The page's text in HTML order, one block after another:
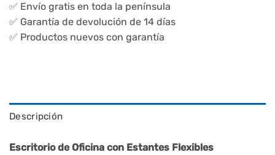
✅ Envío gratis en toda la península
✅ Garantía de devolución de 14 días
✅ Productos nuevos con garantía
Descripción
Escritorio de Oficina con Estantes Flexibles